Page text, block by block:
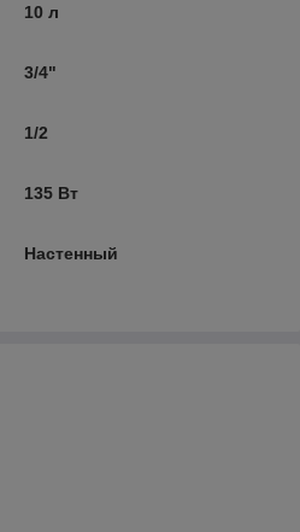
10 л
3/4"
1/2
135 Вт
Настенный